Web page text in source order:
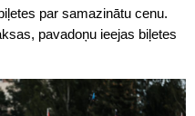
par samazinātu cenu.
pavadoņu ieejas biļetes